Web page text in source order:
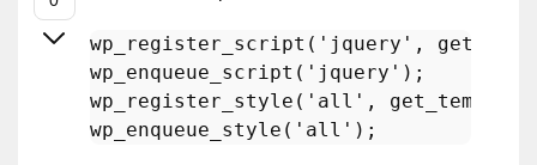
wp_register_script ( 'jquery' ,
wp_enqueue_script ( 'jquery'
wp_register_style ( 'all' ,
wp_enqueue_style ( 'all'